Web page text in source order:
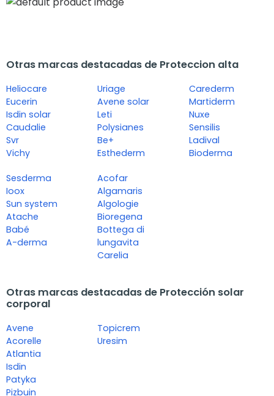
Otras marcas destacadas de Proteccion alta
Heliocare
Eucerin
Isdin solar
Caudalie
Svr
Vichy
Uriage
Avene solar
Leti
Polysianes
Be+
Esthederm
Carederm
Martiderm
Nuxe
Sensilis
Ladival
Bioderma
Sesderma
Ioox
Sun system
Atache
Babé
A-derma
Acofar
Algamaris
Algologie
Bioregena
Bottega di
lungavita
Carelia
Otras marcas destacadas de Protección solar
corporal
Avene
Acorelle
Atlantia
Isdin
Patyka
Pizbuin
Topicrem
Uresim